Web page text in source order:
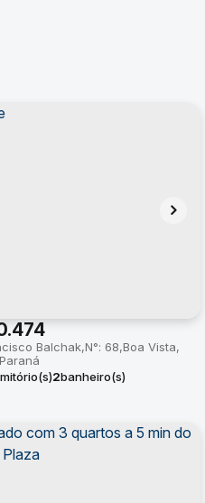
Balchak N°: 68 Boa Vista
Paraná
2banheiro(s)